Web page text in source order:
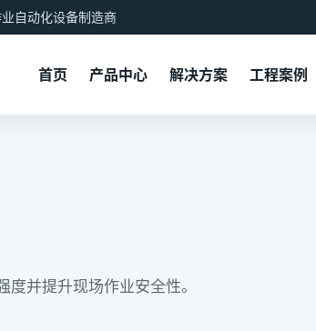
自动化设备制造商
首页 产品中心 解决方案 工程案例
并提升现场作业安全性。